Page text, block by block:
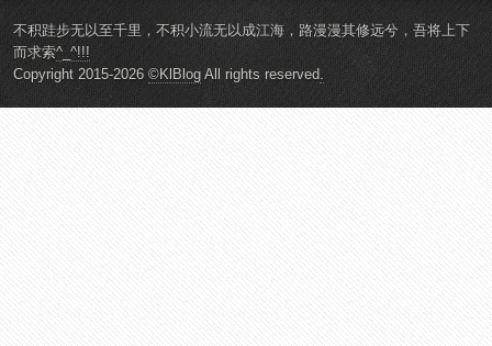
不积跬步无以至千里，不积小流无以成江海，路漫漫其修远兮，吾将上下
而求索^_^!!!
Copyright 2015-2026 ©KlBlog All rights reserved.